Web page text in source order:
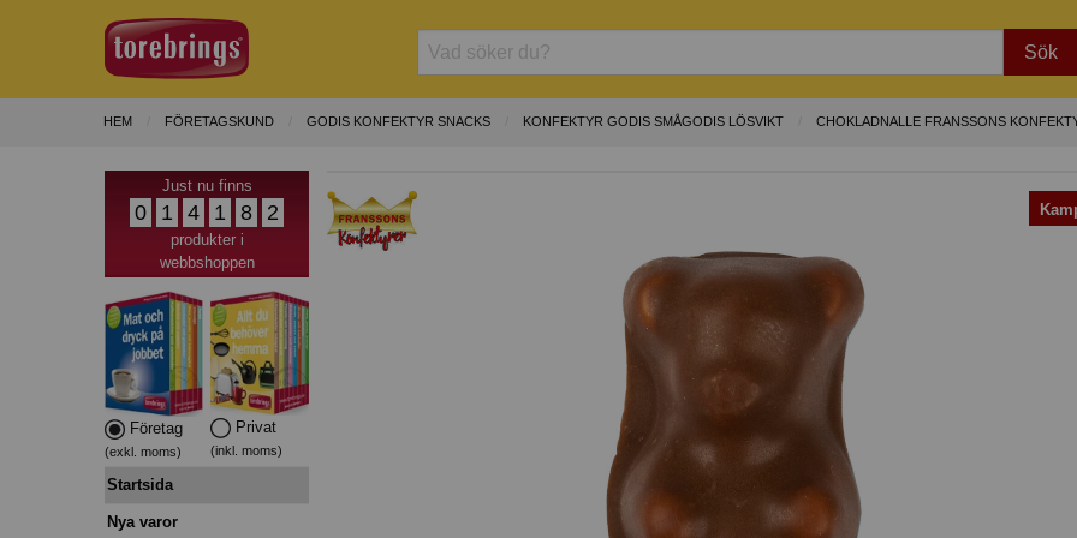
Sök
HEM FÖRETAGSKUND GODIS KONFEKTYR SNACKS KONFEKTYR GODIS SMÅGODIS LÖSVIKT CHOKLADNALLE FRANSSONS
Just nu finns
0 1 4 1 8 2
produkter i
webbshoppen
Företag
(exkl. moms)
Privat
(inkl. moms)
Startsida
Nya varor